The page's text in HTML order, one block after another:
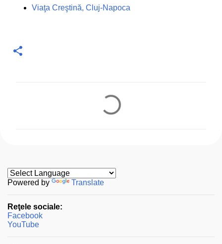
Viaţa Creştină, Cluj-Napoca
t
a
i
i
Powered by Translate
Reţele sociale:
Facebook
YouTube